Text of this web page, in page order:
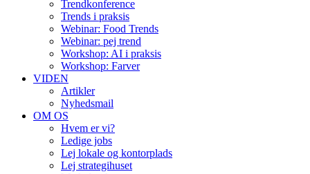
Trendkonference
Trends i praksis
Webinar: Food Trends
Webinar: pej trend
Workshop: AI i praksis
Workshop: Farver
VIDEN
Artikler
Nyhedsmail
OM OS
Hvem er vi?
Ledige jobs
Lej lokale og kontorplads
Lej strategihuset